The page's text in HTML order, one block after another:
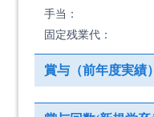
手当：
固定残業代：
賞与（前年度実績